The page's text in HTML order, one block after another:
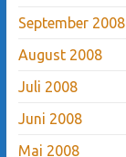
September 2008
August 2008
Juli 2008
Juni 2008
Mai 2008